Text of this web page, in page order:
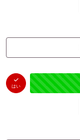
はい
はい
（0件）
未投票